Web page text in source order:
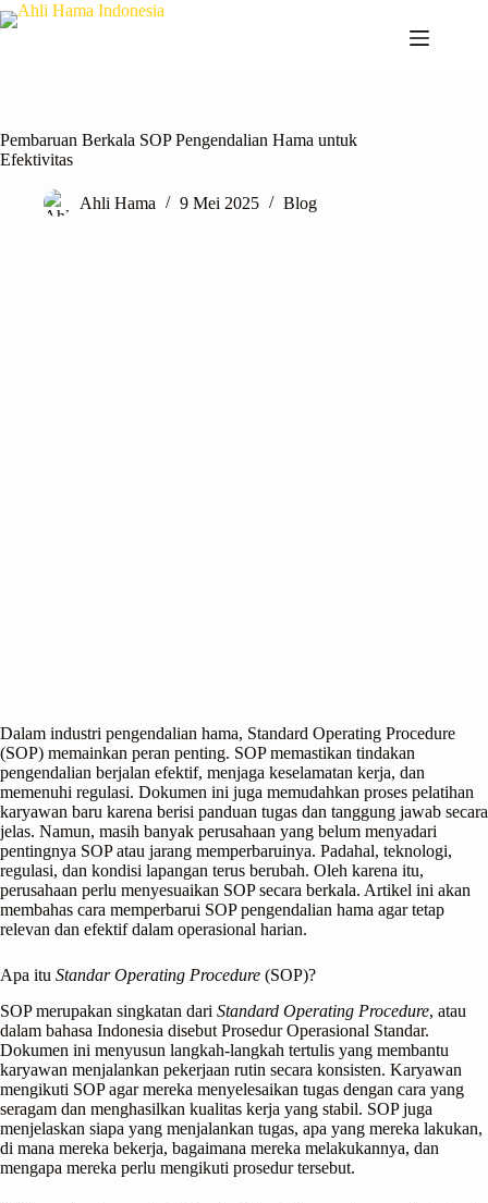
Pembaruan Berkala SOP Pengendalian Hama untuk
Efektivitas
Ahli Hama 9 Mei 2025 Blog
Dalam industri pengendalian hama, Standard Operating Procedure
(SOP) memainkan peran penting. SOP memastikan tindakan
pengendalian berjalan efektif, menjaga keselamatan kerja, dan
memenuhi regulasi. Dokumen ini juga memudahkan proses pelatihan
karyawan baru karena berisi panduan tugas dan tanggung jawab secara
jelas. Namun, masih banyak perusahaan yang belum menyadari
pentingnya SOP atau jarang memperbaruinya. Padahal, teknologi,
regulasi, dan kondisi lapangan terus berubah. Oleh karena itu,
perusahaan perlu menyesuaikan SOP secara berkala. Artikel ini akan
membahas cara memperbarui SOP pengendalian hama agar tetap
relevan dan efektif dalam operasional harian.
Apa itu Standar Operating Procedure (SOP)?
SOP merupakan singkatan dari Standard Operating Procedure, atau
dalam bahasa Indonesia disebut Prosedur Operasional Standar.
Dokumen ini menyusun langkah-langkah tertulis yang membantu
karyawan menjalankan pekerjaan rutin secara konsisten. Karyawan
mengikuti SOP agar mereka menyelesaikan tugas dengan cara yang
seragam dan menghasilkan kualitas kerja yang stabil. SOP juga
menjelaskan siapa yang menjalankan tugas, apa yang mereka lakukan,
di mana mereka bekerja, bagaimana mereka melakukannya, dan
mengapa mereka perlu mengikuti prosedur tersebut.